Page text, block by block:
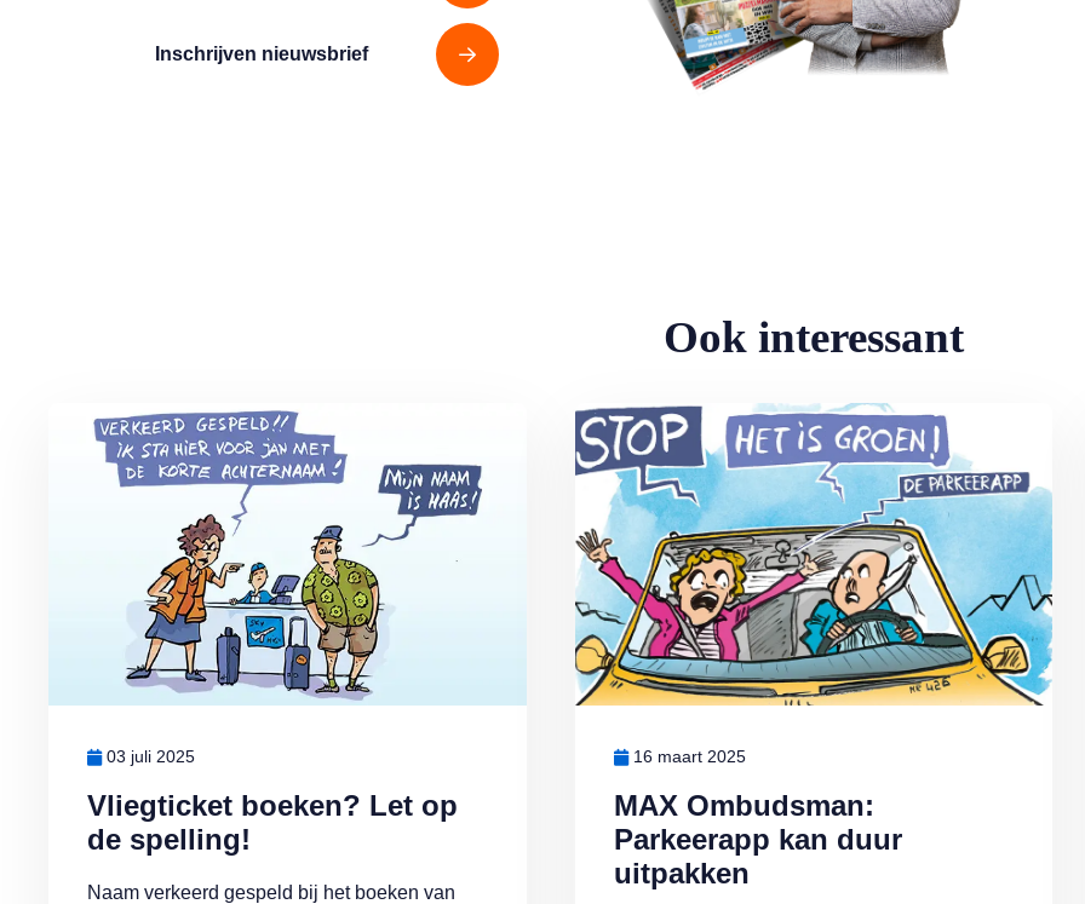
Inschrijven nieuwsbrief
Ook interessant
Vliegticket boeken? Let op
de spelling!
03 juli 2025
Naam verkeerd gespeld bij het boeken van
Lees meer over Vliegticket boeken? Let op de spelling!
MAX Ombudsman:
Parkeerapp kan duur
uitpakken
16 maart 2025
Lees meer over MAX Ombudsman: Parkeerapp kan duur